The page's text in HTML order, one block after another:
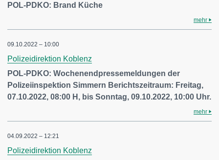
POL-PDKO: Brand Küche
mehr
09.10.2022 – 10:00
Polizeidirektion Koblenz
POL-PDKO: Wochenendpressemeldungen der
Polizeiinspektion Simmern Berichtszeitraum: Freitag,
07.10.2022, 08:00 H, bis Sonntag, 09.10.2022, 10:00 Uhr.
mehr
04.09.2022 – 12:21
Polizeidirektion Koblenz